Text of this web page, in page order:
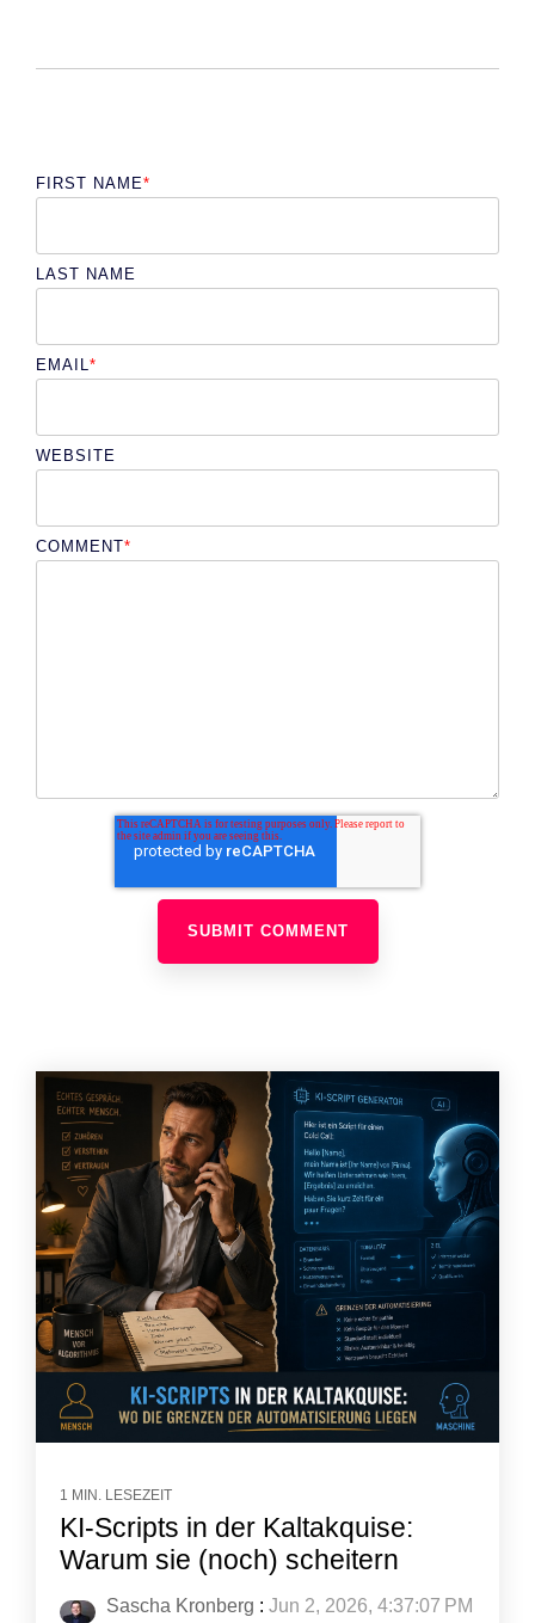
FIRST NAME*
LAST NAME
EMAIL*
WEBSITE
COMMENT*
1 MIN. LESEZEIT
KI-Scripts in der Kaltakquise:
Warum sie (noch) scheitern
Sascha Kronberg : Jun 2, 2026, 4:37:07 PM